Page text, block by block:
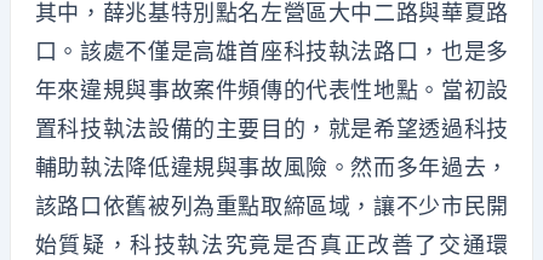
其中，薛兆基特別點名左營區大中二路與華夏路
口。該處不僅是高雄首座科技執法路口，也是多
年來違規與事故案件頻傳的代表性地點。當初設
置科技執法設備的主要目的，就是希望透過科技
輔助執法降低違規與事故風險。然而多年過去，
該路口依舊被列為重點取締區域，讓不少市民開
始質疑，科技執法究竟是否真正改善了交通環